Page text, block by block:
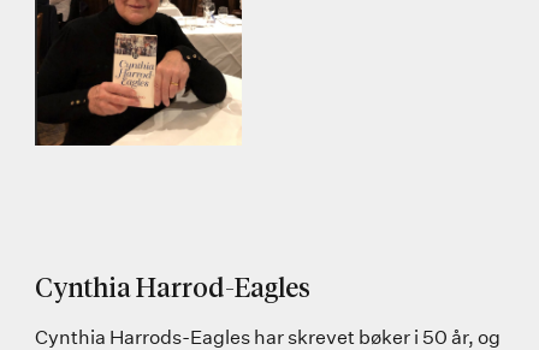
Cynthia Harrod-Eagles
Cynthia Harrods-Eagles har skrevet bøker i 50 år, og